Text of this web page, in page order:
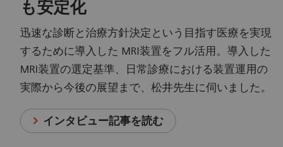
も安定化
迅速な診断と治療方針決定という目指す医療を実現
するために導入した MRI装置をフル活用。導入した
MRI装置の選定基準、日常診療における装置運用の
実際から今後の展望まで、松井先生に伺いました。
インタビュー記事を読む